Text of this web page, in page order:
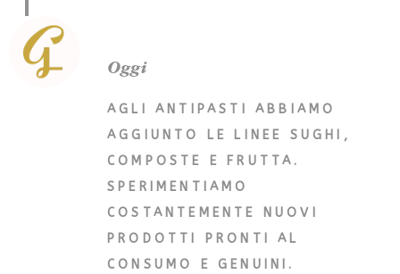
Oggi
AGLI ANTIPASTI ABBIAMO
AGGIUNTO LE LINEE SUGHI,
COMPOSTE E FRUTTA.
SPERIMENTIAMO
COSTANTEMENTE NUOVI
PRODOTTI PRONTI AL
CONSUMO E GENUINI.